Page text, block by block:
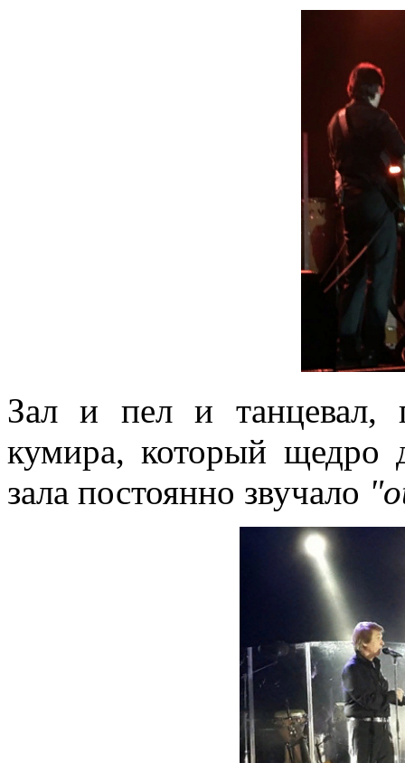
Зал и пел и танцевал,
кумира, который щедро
зала постоянно звучало